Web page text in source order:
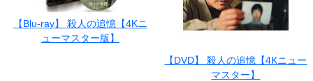
【Blu-ray】 殺人の追憶【4Kニ
ューマスター版】
【DVD】 殺人の追憶【4Kニュー
マスター】